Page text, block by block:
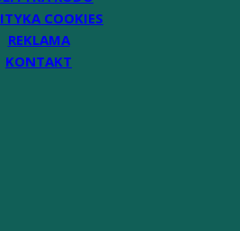
COOKIES
REKLAMA
KONTAKT